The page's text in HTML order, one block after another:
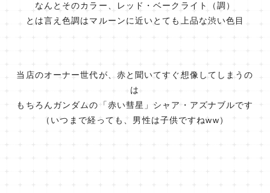
なんとそのカラー、レッド・ベークライト（調）
とは言え色調はマルーンに近いとても上品な渋い色目
当店のオーナー世代が、赤と聞いてすぐ想像してしまうの
は
もちろんガンダムの「赤い彗星」シャア・アズナブルです
（いつまで経っても、男性は子供ですねww）